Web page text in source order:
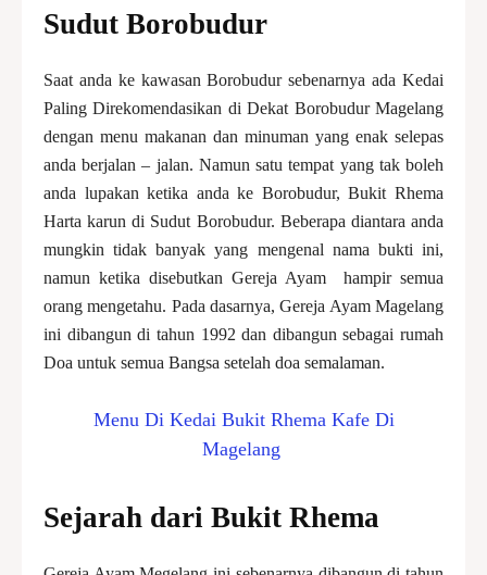
Sudut Borobudur
Saat anda ke kawasan Borobudur sebenarnya ada Kedai
Paling Direkomendasikan di Dekat Borobudur Magelang
dengan menu makanan dan minuman yang enak selepas
anda berjalan – jalan. Namun satu tempat yang tak boleh
anda lupakan ketika anda ke Borobudur, Bukit Rhema
Harta karun di Sudut Borobudur. Beberapa diantara anda
mungkin tidak banyak yang mengenal nama bukti ini,
namun ketika disebutkan Gereja Ayam hampir semua
orang mengetahu. Pada dasarnya, Gereja Ayam Magelang
ini dibangun di tahun 1992 dan dibangun sebagai rumah
Doa untuk semua Bangsa setelah doa semalaman.
Menu Di Kedai Bukit Rhema Kafe Di
Magelang
Sejarah dari Bukit Rhema